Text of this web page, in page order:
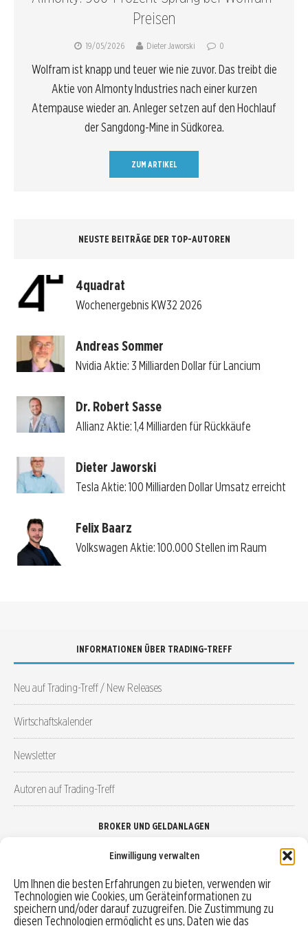
Einwilligung verwalten
Um Ihnen die besten Erfahrungen zu bieten, verwenden wir
Technologien wie Cookies, um Geräteinformationen zu
speichern und/oder darauf zuzugreifen. Die Zustimmung zu
diesen Technologien ermöglicht es uns, Daten wie das
Preisen
19/05/2026 Dieter Jaworski 0
Wolfram ist knapp und teuer wie nie zuvor. Das treibt die
Aktie von Almonty Industries nach einer kurzen
Atempause wieder an. Anleger setzen auf den Hochlauf
der Sangdong-Mine in Südkorea.
ZUM ARTIKEL
NEUSTE BEITRÄGE DER TOP-AUTOREN
4quadrat
Wochenergebnis KW32 2026
Andreas Sommer
Nvidia Aktie: 3 Milliarden Dollar für Lancium
Dr. Robert Sasse
Allianz Aktie: 1,4 Milliarden für Rückkäufe
Dieter Jaworski
Tesla Aktie: 100 Milliarden Dollar Umsatz erreicht
Felix Baarz
Volkswagen Aktie: 100.000 Stellen im Raum
INFORMATIONEN ÜBER TRADING-TREFF
Neu auf Trading-Treff / New Releases
Wirtschaftskalender
Newsletter
Autoren auf Trading-Treff
BROKER UND GELDANLAGEN
Robo-Advisor vergleichen